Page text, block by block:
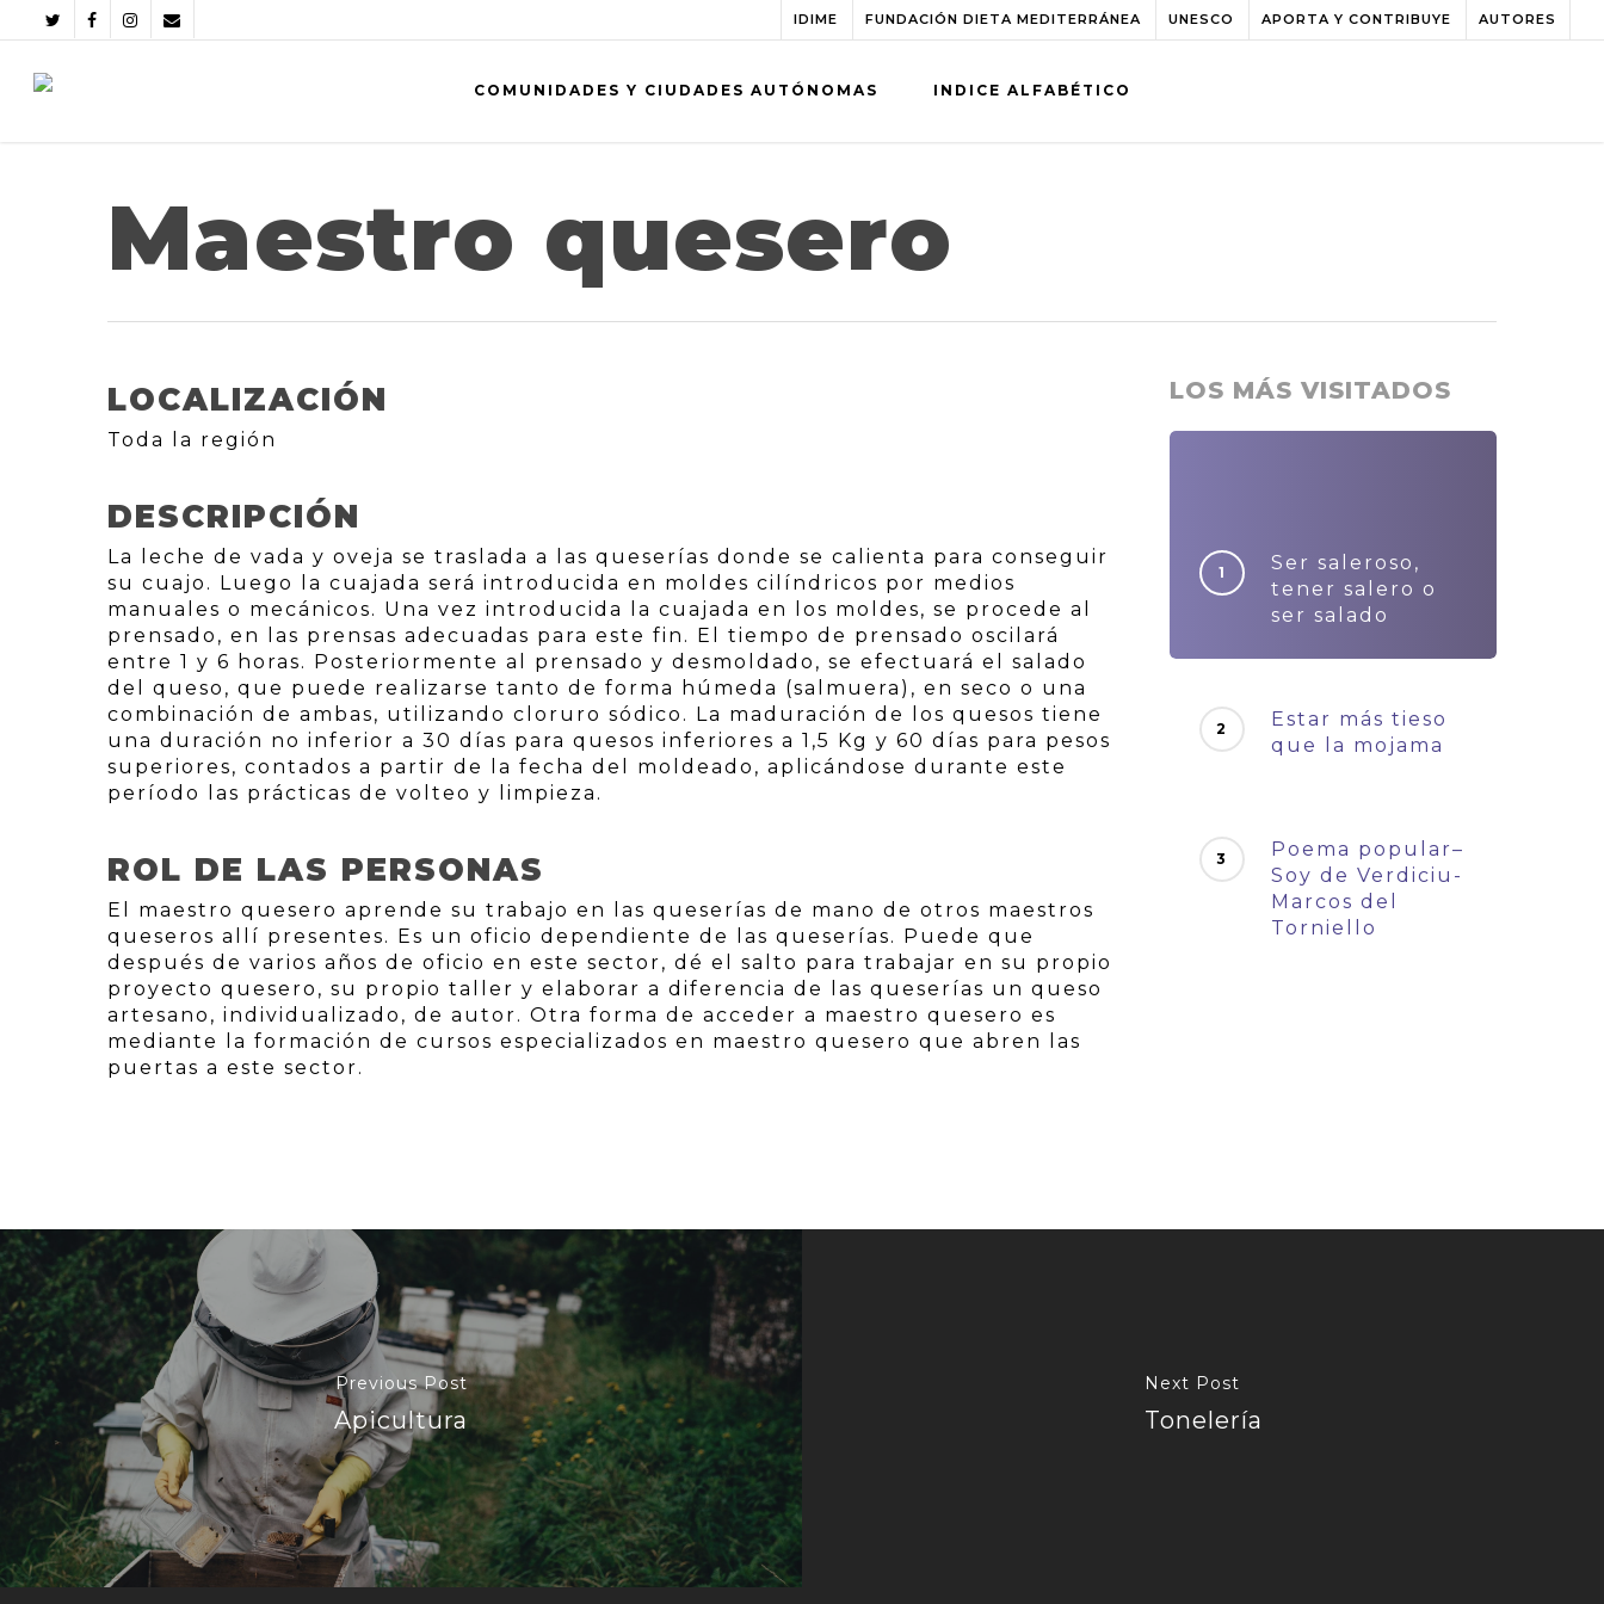
IDIME FUNDACIÓN DIETA MEDITERRÁNEA UNESCO APORTA Y CONTRIBUYE AUTORES
COMUNIDADES Y CIUDADES AUTÓNOMAS INDICE ALFABÉTICO
Maestro quesero
LOCALIZACIÓN
Toda la región
DESCRIPCIÓN
La leche de vada y oveja se traslada a las queserías donde se calienta para conseguir
su cuajo. Luego la cuajada será introducida en moldes cilíndricos por medios
manuales o mecánicos. Una vez introducida la cuajada en los moldes, se procede al
prensado, en las prensas adecuadas para este fin. El tiempo de prensado oscilará
entre 1 y 6 horas. Posteriormente al prensado y desmoldado, se efectuará el salado
del queso, que puede realizarse tanto de forma húmeda (salmuera), en seco o una
combinación de ambas, utilizando cloruro sódico. La maduración de los quesos tiene
una duración no inferior a 30 días para quesos inferiores a 1,5 Kg y 60 días para pesos
superiores, contados a partir de la fecha del moldeado, aplicándose durante este
período las prácticas de volteo y limpieza.
ROL DE LAS PERSONAS
El maestro quesero aprende su trabajo en las queserías de mano de otros maestros
queseros allí presentes. Es un oficio dependiente de las queserías. Puede que
después de varios años de oficio en este sector, dé el salto para trabajar en su propio
proyecto quesero, su propio taller y elaborar a diferencia de las queserías un queso
artesano, individualizado, de autor. Otra forma de acceder a maestro quesero es
mediante la formación de cursos especializados en maestro quesero que abren las
puertas a este sector.
LOS MÁS VISITADOS
Ser saleroso,
tener salero o
ser salado
Estar más tieso
que la mojama
Poema popular–
Soy de Verdiciu-
Marcos del
Torniello
Previous Post
Apicultura
Next Post
Tonelería